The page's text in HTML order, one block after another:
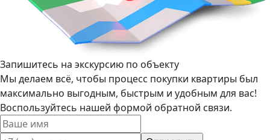
Запишитесь на экскурсию по объекту
Мы делаем всё, чтобы процесс покупки квартиры был
максимально выгодным, быстрым и удобным для вас!
Воспользуйтесь нашей формой обратной связи.